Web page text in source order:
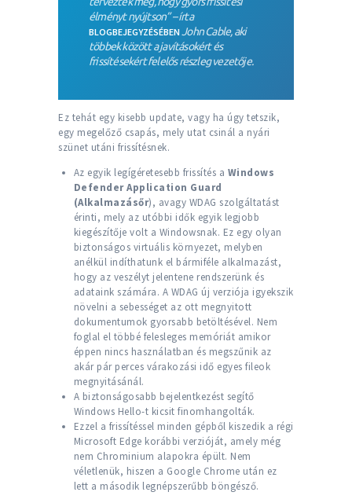
élményt nyújtson” – írta
BLOGBEJEGYZÉSÉBEN John Cable, aki
többek között a javításokért és
frissítésekért felelős részleg vezetője.
Ez tehát egy kisebb update, vagy ha úgy tetszik,
egy megelőző csapás, mely utat csinál a nyári
szünet utáni frissítésnek.
Az egyik legígéretesebb frissítés a Windows
Defender Application Guard
(Alkalmazásőr), avagy WDAG szolgáltatást
érinti, mely az utóbbi idők egyik legjobb
kiegészítője volt a Windowsnak. Ez egy olyan
biztonságos virtuális környezet, melyben
anélkül indíthatunk el bármiféle alkalmazást,
hogy az veszélyt jelentene rendszerünk és
adataink számára. A WDAG új verziója igyekszik
növelni a sebességet az ott megnyitott
dokumentumok gyorsabb betöltésével. Nem
foglal el többé felesleges memóriát amikor
éppen nincs használatban és megszűnik az
akár pár perces várakozási idő egyes fileok
megnyitásánál.
A biztonságosabb bejelentkezést segítő
Windows Hello-t kicsit finomhangolták.
Ezzel a frissítéssel minden gépből kiszedik a régi
Microsoft Edge korábbi verzióját, amely még
nem Chrominium alapokra épült. Nem
véletlenük, hiszen a Google Chrome után ez
lett a második legnépszerűbb böngésző.